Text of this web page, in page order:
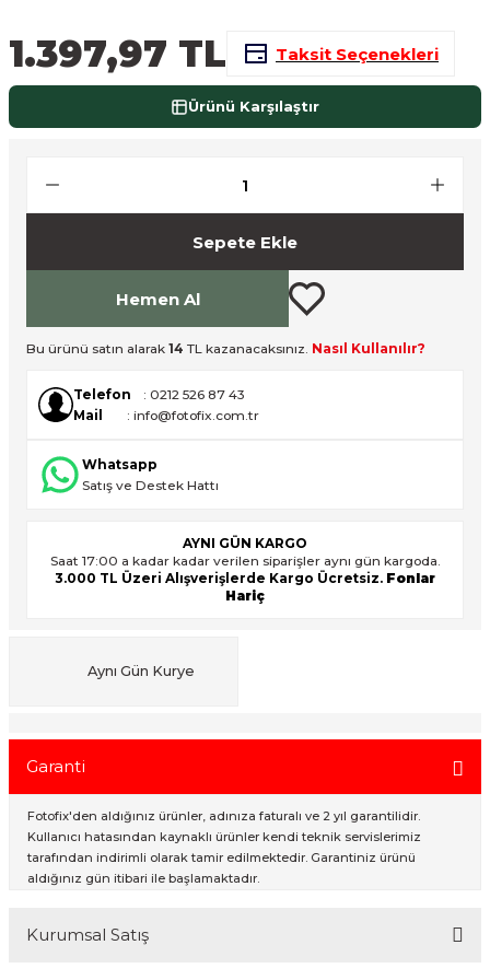
Işık Setleri
Setleri
1.397,97 TL Taksit Seçenekleri
Ürünü Karşılaştır
Sepete Ekle
Hemen Al
Bu ürünü satın alarak 14 TL kazanacaksınız. Nasıl Kullanılır?
Telefon
: 0212 526 87 43
Mail
: info@fotofix.com.tr
Whatsapp
Satış ve Destek Hattı
AYNI GÜN KARGO
Saat 17:00 a kadar kadar verilen siparişler aynı gün kargoda.
3.000 TL Üzeri Alışverişlerde Kargo Ücretsiz. Fonlar
Hariç
Aynı Gün Kurye
Garanti
Fotofix'den aldığınız ürünler, adınıza faturalı ve 2 yıl garantilidir.
Kullanıcı hatasından kaynaklı ürünler kendi teknik servislerimiz
tarafından indirimli olarak tamir edilmektedir. Garantiniz ürünü
aldığınız gün itibari ile başlamaktadır.
Kurumsal Satış